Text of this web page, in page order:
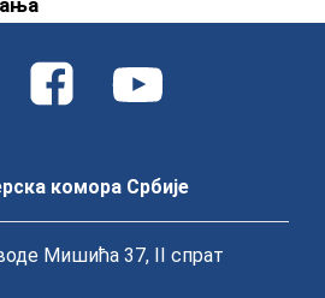
комора Србије
Мишића 37, II спрат